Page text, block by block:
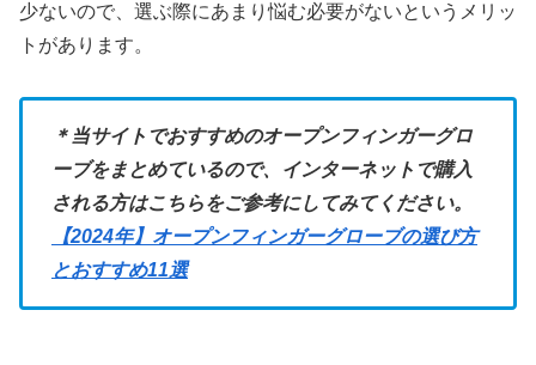
少ないので、選ぶ際にあまり悩む必要がないというメリッ
トがあります。
＊当サイトでおすすめのオープンフィンガーグロ
ーブをまとめているので、インターネットで購入
される方はこちらをご参考にしてみてください。
【2024年】オープンフィンガーグローブの選び方
とおすすめ11選